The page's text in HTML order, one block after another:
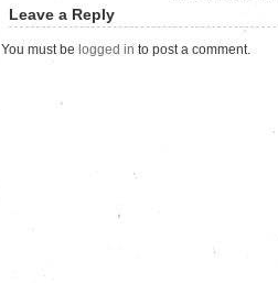
Leave a Reply
You must be logged in to post a comment.